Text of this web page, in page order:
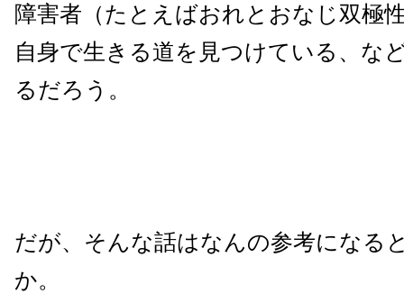
障害者（たとえばおれとおなじ双極
自身で生きる道を見つけている、な
るだろう。
だが、そんな話はなんの参考になる
か。